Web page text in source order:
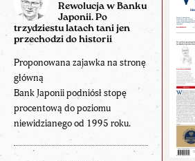
Rewolucja w Banku
Japonii. Po
trzydziestu latach tani jen
przechodzi do historii
Proponowana zajawka na stronę
główną
Bank Japonii podniósł stopę
procentową do poziomu
niewidzianego od 1995 roku.